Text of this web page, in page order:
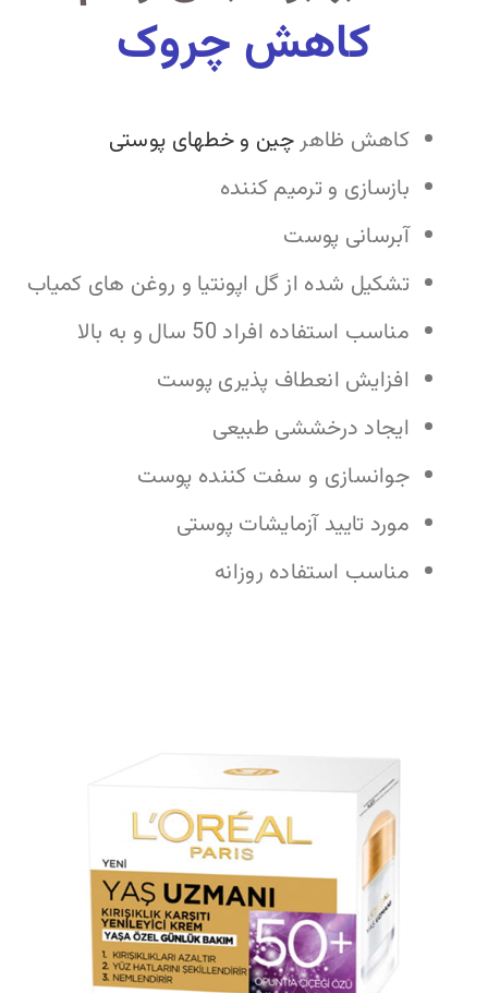
کاهش چروک
کاهش ظاهرچین و خطهای پوستی
بازسازی و ترمیم کننده
آبرسانی پوست
تشکیل شده از گل اپونتیا و روغن های کمیاب
مناسب استفاده افراد 50 سال و به بالا
افزایش انعطاف پذیری پوست
ایجاد درخششی طبیعی
جوانسازی و سفت کننده پوست
مورد تایید آزمایشات پوستی
مناسب استفاده روزانه